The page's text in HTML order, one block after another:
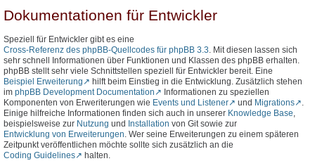
Dokumentationen für Entwickler
Speziell für Entwickler gibt es eine
Cross-Referenz des phpBB-Quellcodes für phpBB 3.3. Mit diesen lassen sich
sehr schnell Informationen über Funktionen und Klassen des phpBB erhalten.
phpBB stellt sehr viele Schnittstellen speziell für Entwickler bereit. Eine
Beispiel Erweiterung
hilft beim Einstieg in die Entwicklung. Zusätzlich stehen
im phpBB Development Documentation
Informationen zu speziellen
Komponenten von Erweriterungen wie Events und Listener und Migrations
.
Einige hilfreiche Informationen finden sich auch in unserer Knowledge Base,
beispielsweise zur Nutzung und Installation von Git sowie zur
Entwicklung von Erweiterungen. Wer seine Erweiterungen zu einem späteren
Zeitpunkt veröffentlichen möchte sollte sich zusätzlich an die
Coding Guidelines
halten.